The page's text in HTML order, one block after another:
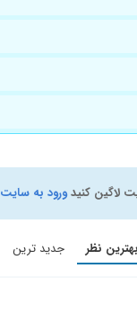
لاگین کنیدورود به سایت
بهترین نظر جدید ترین